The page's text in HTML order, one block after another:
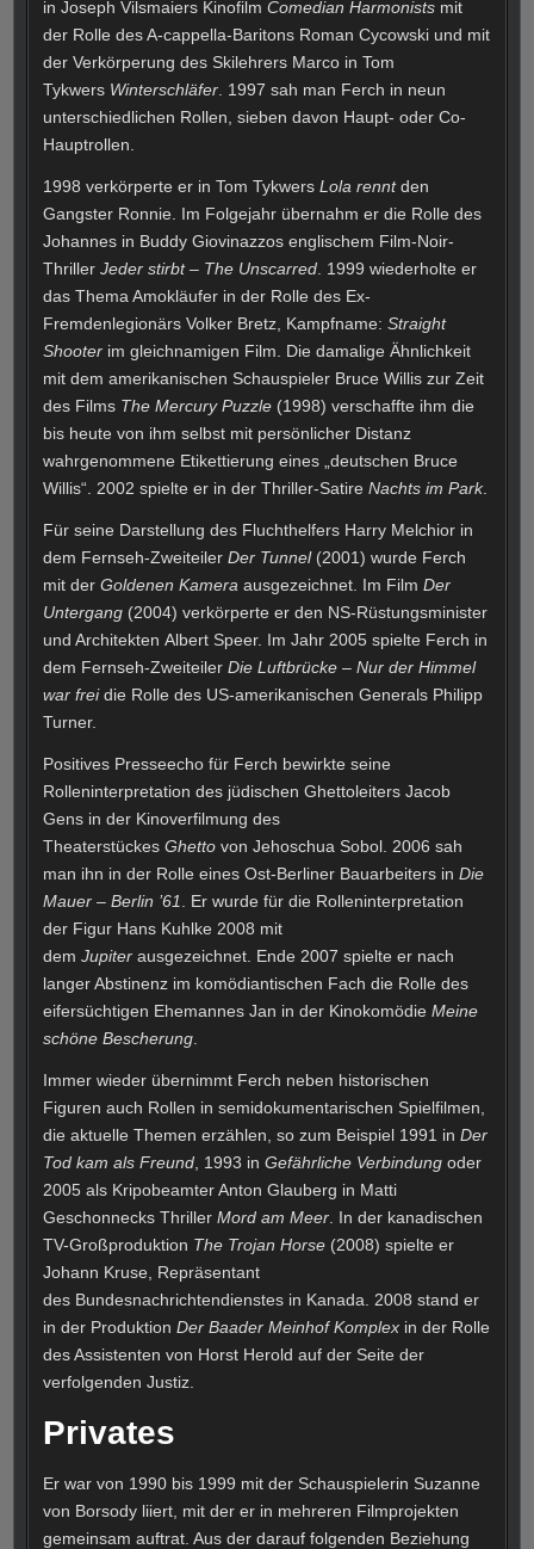
in Joseph Vilsmaiers KinofilmComedian Harmonists mit
der Rolle des A-cappella-Baritons Roman Cycowski und mit
der Verkörperung des Skilehrers Marco in Tom
Tykwers Winterschläfer. 1997 sah man Ferch in neun
unterschiedlichen Rollen, sieben davon Haupt- oder Co-
Hauptrollen.
1998 verkörperte er in Tom TykwersLola renntden
Gangster Ronnie. Im Folgejahr übernahm er die Rolle des
Johannes in Buddy Giovinazzos englischem Film-Noir-
ThrillerJeder stirbt – The Unscarred. 1999 wiederholte er
das Thema Amokläufer in der Rolle des Ex-
Fremdenlegionärs Volker Bretz, Kampfname:Straight
Shooter im gleichnamigen Film. Die damalige Ähnlichkeit
mit dem amerikanischen Schauspieler Bruce Willis zur Zeit
des Films The Mercury Puzzle (1998) verschaffte ihm die
bis heute von ihm selbst mit persönlicher Distanz
wahrgenommene Etikettierung eines „deutschen Bruce
Willis“. 2002 spielte er in der Thriller-SatireNachts im Park.
Für seine Darstellung des Fluchthelfers Harry Melchior in
dem Fernseh-ZweiteilerDer Tunnel(2001) wurde Ferch
mit derGoldenen Kamera ausgezeichnet. Im FilmDer
Untergang (2004) verkörperte er den NS-Rüstungsminister
und Architekten Albert Speer. Im Jahr 2005 spielte Ferch in
dem Fernseh-ZweiteilerDie Luftbrücke – Nur der Himmel
war freidie Rolle des US-amerikanischen Generals Philipp
Turner.
Positives Presseecho für Ferch bewirkte seine
Rolleninterpretation des jüdischen Ghettoleiters Jacob
Gens in der Kinoverfilmung des
TheaterstückesGhetto von Jehoschua Sobol. 2006 sah
man ihn in der Rolle eines Ost-Berliner Bauarbeiters inDie
Mauer – Berlin ’61. Er wurde für die Rolleninterpretation
der Figur Hans Kuhlke 2008 mit
demJupiter ausgezeichnet. Ende 2007 spielte er nach
langer Abstinenz im komödiantischen Fach die Rolle des
eifersüchtigen Ehemannes Jan in der KinokomödieMeine
schöne Bescherung.
Immer wieder übernimmt Ferch neben historischen
Figuren auch Rollen in semidokumentarischen Spielfilmen,
die aktuelle Themen erzählen, so zum Beispiel 1991 inDer
Tod kam als Freund, 1993 inGefährliche Verbindung oder
2005 als Kripobeamter Anton Glauberg in Matti
Geschonnecks ThrillerMord am Meer. In der kanadischen
TV-Großproduktion The Trojan Horse (2008) spielte er
Johann Kruse, Repräsentant
des Bundesnachrichtendienstes in Kanada. 2008 stand er
in der ProduktionDer Baader Meinhof Komplex in der Rolle
des Assistenten von Horst Herold auf der Seite der
verfolgenden Justiz.
Privates
Er war von 1990 bis 1999 mit der Schauspielerin Suzanne
von Borsody liiert, mit der er in mehreren Filmprojekten
gemeinsam auftrat. Aus der darauf folgenden Beziehung